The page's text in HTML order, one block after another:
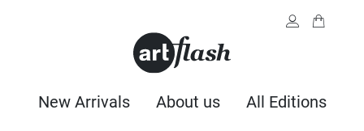
New Arrivals About us All Editions